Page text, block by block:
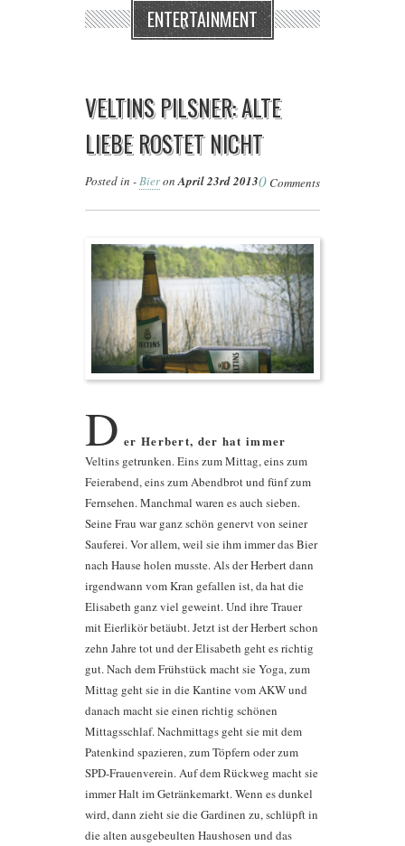
ENTERTAINMENT
VELTINS PILSNER: ALTE
LIEBE ROSTET NICHT
Posted in -BieronApril 23rd 20130 Comments
D er Herbert, der hat immer
Veltins getrunken. Eins zum Mittag, eins zum
Feierabend, eins zum Abendbrot und fünf zum
Fernsehen. Manchmal waren es auch sieben.
Seine Frau war ganz schön genervt von seiner
Sauferei. Vor allem, weil sie ihm immer das Bier
nach Hause holen musste. Als der Herbert dann
irgendwann vom Kran gefallen ist, da hat die
Elisabeth ganz viel geweint. Und ihre Trauer
mit Eierlikör betäubt. Jetzt ist der Herbert schon
zehn Jahre tot und der Elisabeth geht es richtig
gut. Nach dem Frühstück macht sie Yoga, zum
Mittag geht sie in die Kantine vom AKW und
danach macht sie einen richtig schönen
Mittagsschlaf. Nachmittags geht sie mit dem
Patenkind spazieren, zum Töpfern oder zum
SPD-Frauenverein. Auf dem Rückweg macht sie
immer Halt im Getränkemarkt. Wenn es dunkel
wird, dann zieht sie die Gardinen zu, schlüpft in
die alten ausgebeulten Haushosen und das